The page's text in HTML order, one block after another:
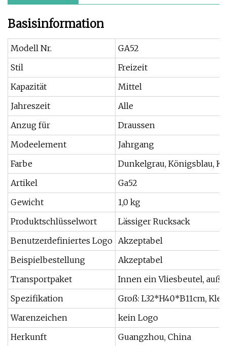
Basisinformation
Modell Nr.
GA52
Stil
Freizeit
Kapazität
Mittel
Jahreszeit
Alle
Anzug für
Draussen
Modeelement
Jahrgang
Farbe
Dunkelgrau, Königsblau,
Artikel
Ga52
Gewicht
1,0 kg
Produktschlüsselwort
Lässiger Rucksack
Benutzerdefiniertes Logo Akzeptabel
Beispielbestellung
Akzeptabel
Transportpaket
Innen ein Vliesbeutel,
Spezifikation
Groß: L32*H40*B11cm,
Warenzeichen
kein Logo
Herkunft
Guangzhou, China